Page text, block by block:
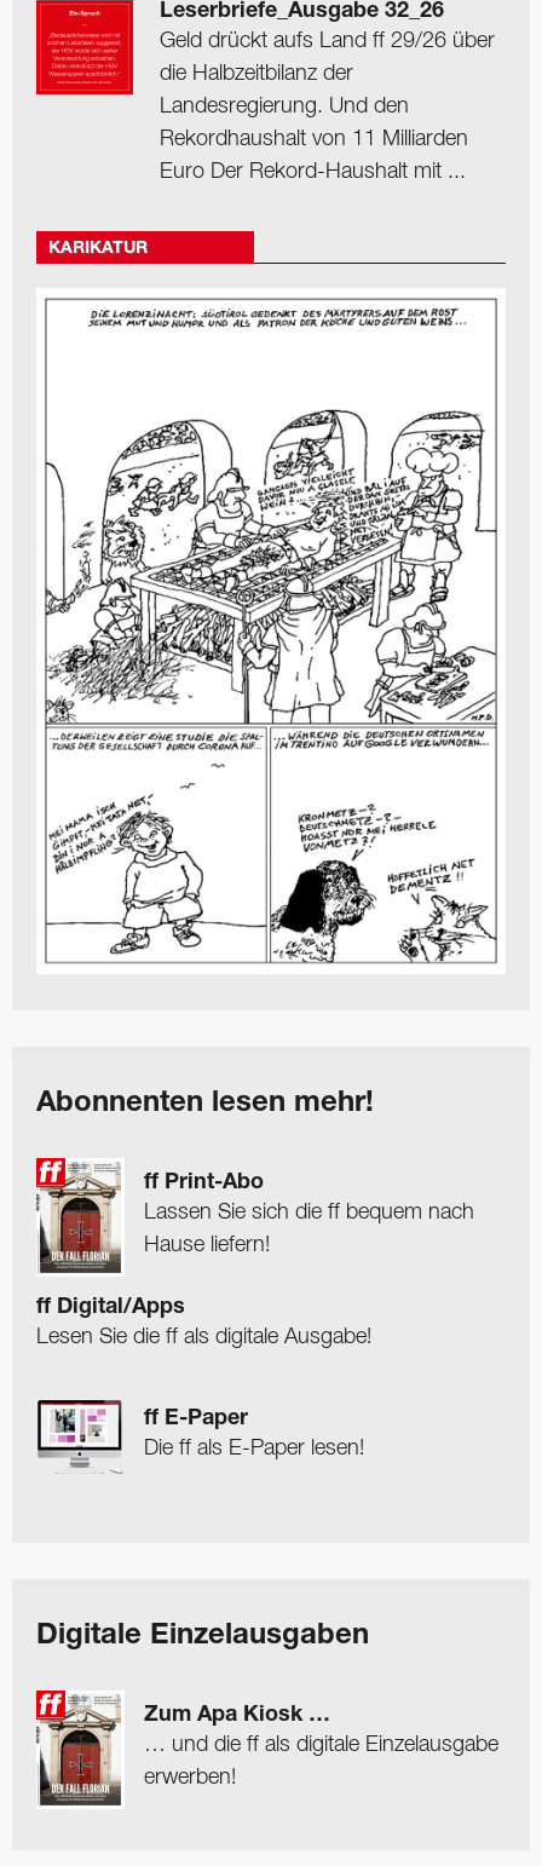
Leserbriefe_Ausgabe 32_26
Geld drückt aufs Land ff 29/26 über
die Halbzeitbilanz der
Landesregierung. Und den
Rekordhaushalt von 11 Milliarden
Euro Der Rekord-Haushalt mit ...
KARIKATUR
Abonnenten lesen mehr!
ff Print-Abo
Lassen Sie sich die ff bequem nach
Hause liefern!
ff Digital/Apps
Lesen Sie die ff als digitale Ausgabe!
ff E-Paper
Die ff als E-Paper lesen!
Digitale Einzelausgaben
Zum Apa Kiosk …
… und die ff als digitale Einzelausgabe
erwerben!